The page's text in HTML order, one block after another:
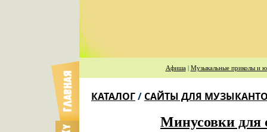
Афиша| Музыкальные приколы и
КАТАЛОГ/ САЙТЫ ДЛЯ
Минусовки для